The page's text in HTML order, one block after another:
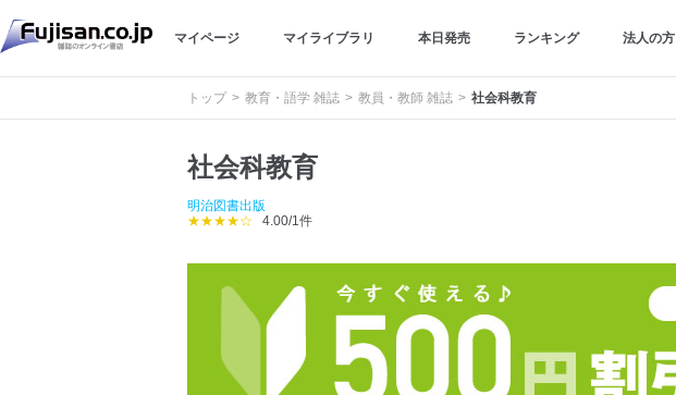
マイページ マイライブラリ 本日発売 ランキング 法人の方
トップ 教育・語学 雑誌 教員・教師 雑誌 社会科教育
社会科教育
明治図書出版
★★★★☆
4.00/1件